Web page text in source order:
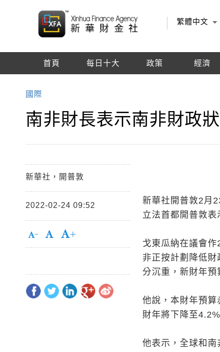
繁體中文
首頁 每日十大 政策 經濟
國際
南非財長表示南非財政
新華社，開普敦
2022-02-24 09:52
新華社開普敦2月
立法首都開普敦表
戈東瓜納在議會
非正按計劃降低
分沉重，新財年預
他說，本財年預
財年將下降至
他表示，全球和